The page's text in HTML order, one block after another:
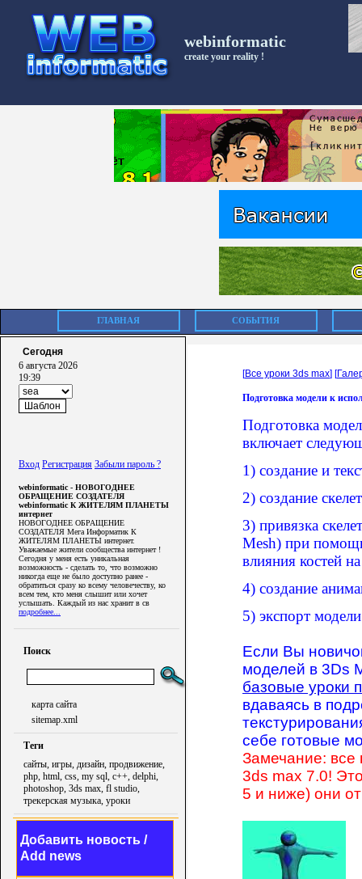
webinformatic
create your reality !
ГЛАВНАЯ СОБЫТИЯ
Сегодня
6 августа 2026
19:39
Вход Регистрация Забыли пароль ?
webinformatic - НОВОГОДНЕЕ
ОБРАЩЕНИЕ СОЗДАТЕЛЯ
webinformatic К ЖИТЕЛЯМ ПЛАНЕТЫ
интернет
НОВОГОДНЕЕ ОБРАЩЕНИЕ
СОЗДАТЕЛЯ Мега Информатик К
ЖИТЕЛЯМ ПЛАНЕТЫ интернет.
Уважаемые жители сообщества интернет !
Сегодня у меня есть уникальная
возможность - сделать то, что возможно
никогда еще не было доступно ранее -
обратиться сразу ко всему человечеству, ко
всем тем, кто меня слышит или хочет
услышать. Каждый из нас хранит в св
подробнее...
Поиск
карта сайта
sitemap.xml
Теги
сайты, игры, дизайн, продвижение,
php, html, css, my sql, c++, delphi,
photoshop, 3ds max, fl studio,
трекерская музыка, уроки
Добавить новость /
Add news
[Все уроки 3ds max] [
Подготовка модели к
Подготовка
включает
1) создание и
2) создание
3) привязка
Mesh) при
влияния костей
4) создание
5) экспорт
Если Вы
моделей в 3Ds
базовые уроки
вдаваясь в
себе готовые
Замечание:
3ds max 7.0!
5 и ниже) они